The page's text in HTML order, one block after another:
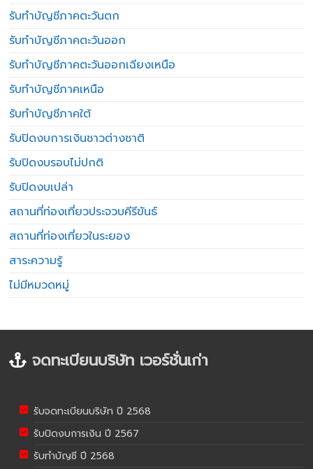
รับทำบัญชีภาคตะวันตก
รับทำบัญชีภาคตะวันออก
รับทำบัญชีภาคตะวันออกเฉียงเหนือ
รับทำบัญชีภาคเหนือ
รับทำบัญชีภาคใต้
รับปิดงบการเงินชาวต่างชาติ
รับปิดงบรอบไม่ปกติ
รับปิดงบเปล่า
สถานที่ท่องเที่ยวประจวบคีรีขันธ์
สถานที่ท่องเที่ยวในระยอง
สาระความรู้
ไม่มีหมวดหมู่
จดทะเบียนบริษัท เวอร์ชั่นเก่า
รับจดทะเบียนบริษัท ปี 2568
รับปิดงบการเงิน ปี 2567
รับทำบัญชี ปี 2568